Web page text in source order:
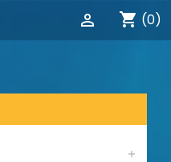
shopping_cart (0)

